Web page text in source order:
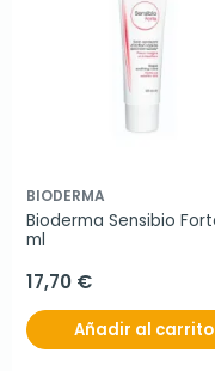
BIODERMA
Bioderma Sensibio
ml
17,70 €
Añadir al carrito